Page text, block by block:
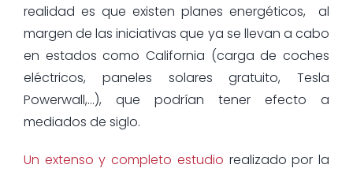
realidad es que existen planes energéticos, al
margen de las iniciativas que ya se llevan a cabo
en estados como California (carga de coches
eléctricos, paneles solares gratuito, Tesla
Powerwall,…), que podrían tener efecto a
mediados de siglo.
Un extenso y completo estudio realizado por la